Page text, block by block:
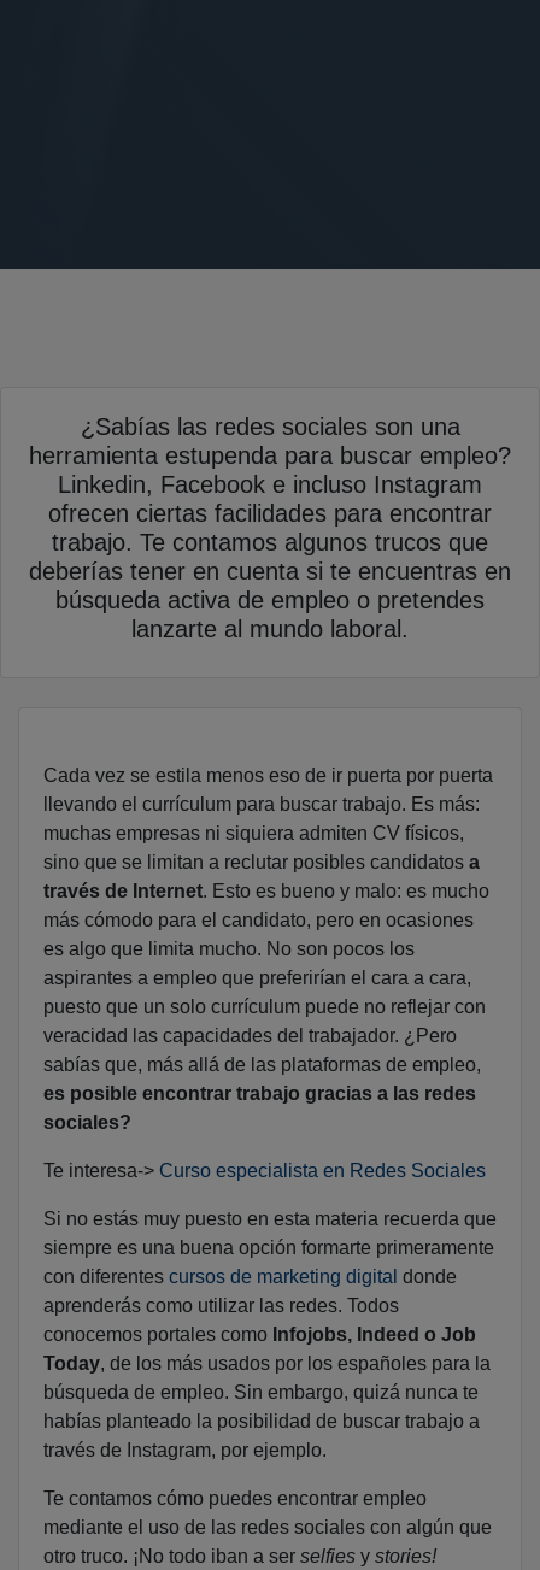
¿Sabías las redes sociales son una
herramienta estupenda para buscar empleo?
Linkedin, Facebook e incluso Instagram
ofrecen ciertas facilidades para encontrar
trabajo. Te contamos algunos trucos que
deberías tener en cuenta si te encuentras en
búsqueda activa de empleo o pretendes
lanzarte al mundo laboral.
Cada vez se estila menos eso de ir puerta por puerta
llevando el currículum para buscar trabajo. Es más:
muchas empresas ni siquiera admiten CV físicos,
sino que se limitan a reclutar posibles candidatos a
través de Internet. Esto es bueno y malo: es mucho
más cómodo para el candidato, pero en ocasiones
es algo que limita mucho. No son pocos los
aspirantes a empleo que preferirían el cara a cara,
puesto que un solo currículum puede no reflejar con
veracidad las capacidades del trabajador. ¿Pero
sabías que, más allá de las plataformas de empleo,
es posible encontrar trabajo gracias a las redes
sociales?
Te interesa-> Curso especialista en Redes Sociales
Si no estás muy puesto en esta materia recuerda que
siempre es una buena opción formarte primeramente
con diferentes cursos de marketing digital donde
aprenderás como utilizar las redes. Todos
conocemos portales como Infojobs, Indeed o Job
Today, de los más usados por los españoles para la
búsqueda de empleo. Sin embargo, quizá nunca te
habías planteado la posibilidad de buscar trabajo a
través de Instagram, por ejemplo.
Te contamos cómo puedes encontrar empleo
mediante el uso de las redes sociales con algún que
otro truco. ¡No todo iban a ser selfies y stories!